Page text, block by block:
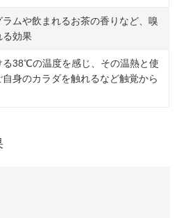
ムや飲まれるお茶の香りなど、嗅
る効果
る38℃の温度を感じ、その温熱と使
身のカラダを触れるなど触覚から